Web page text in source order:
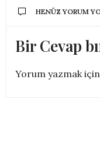
HENÜZ YORUM
Bir Cevap
Yorum yazmak için